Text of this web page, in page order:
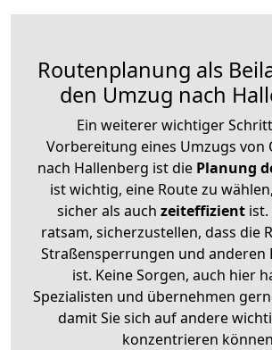
Routenplanung als
den Umzug nach
Ein weiterer wichtiger
Vorbereitung eines Umzugs von
nach Hallenberg ist die Planung
ist wichtig, eine Route zu
sicher als auch zeiteffizientist.
ratsam, sicherzustellen, dass die
Straßensperrungen und anderen
ist. Keine Sorgen, auch hier
Spezialisten und übernehmen
damit Sie sich auf andere
konzentrieren